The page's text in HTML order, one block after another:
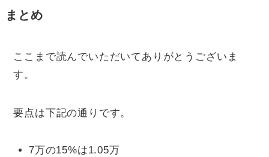
まとめ
ここまで読んでいただいてありがとうございま
す。
要点は下記の通りです。
7万の15%は1.05万